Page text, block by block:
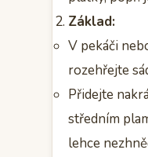
Základ:
V pekáči
rozehřejte
Přidejte
středním
lehce